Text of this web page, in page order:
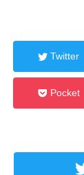
Twitter
Pocket